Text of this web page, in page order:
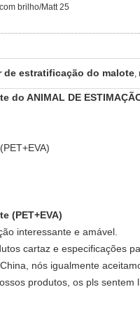
brilho/Matt 25
de estratificação do malote,
do ANIMAL DE
(PET+EVA)
interessante e amável.
cartaz e especificações
nós igualmente
produtos, os pls